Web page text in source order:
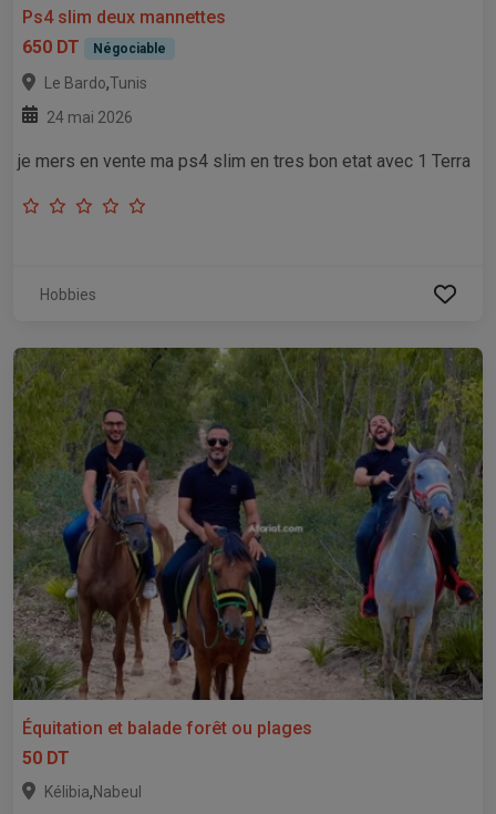
Ps4 slim deux mannettes
650 DT
Négociable
Le Bardo,Tunis
24 mai 2026
je mers en vente ma ps4 slim en tres bon etat avec 1 Terra
Hobbies
Équitation et balade forêt ou plages
50 DT
Kélibia,Nabeul